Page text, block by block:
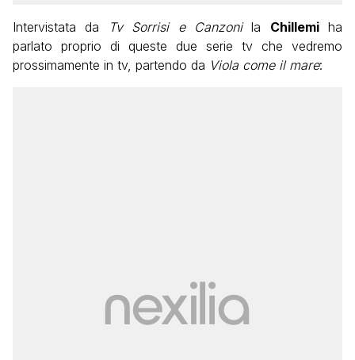
Intervistata da Tv Sorrisi e Canzonila Chillemiha
parlato proprio di queste due serie tv che vedremo
prossimamente in tv, partendo da Viola come il mare: